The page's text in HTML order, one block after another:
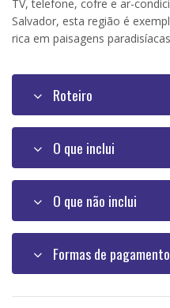
TV, telefone, cofre e ar-
Salvador, esta região é
rica em paisagens
Roteiro
O que inclui
O que não inclui
Formas de pagamento